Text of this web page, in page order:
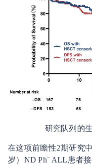
研究队列的
在这项前瞻性2期研究
岁）ND Ph⁻ ALL患者